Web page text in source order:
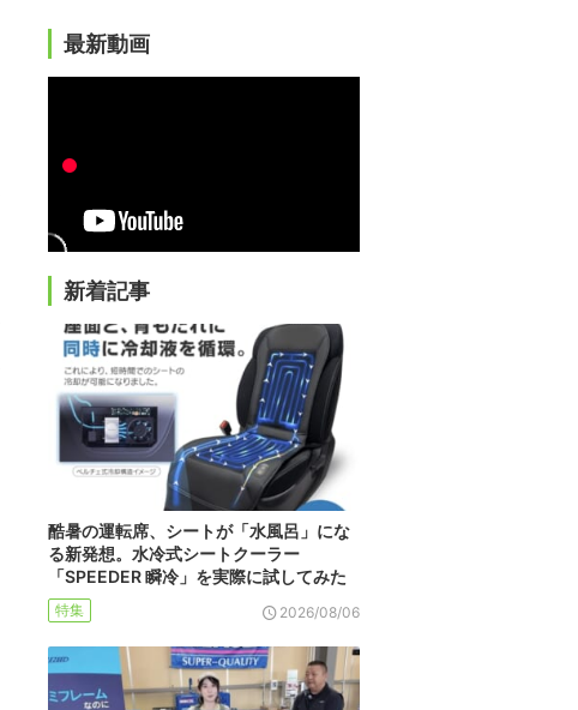
最新動画
新着記事
酷暑の運転席、シートが「水風呂」にな
る新発想。水冷式シートクーラー
「SPEEDER 瞬冷」を実際に試してみた
特集 2026/08/06